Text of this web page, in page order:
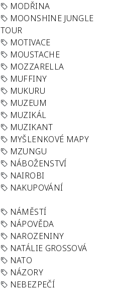
MODŘINA
MOONSHINE JUNGLE
TOUR
MOTIVACE
MOUSTACHE
MOZZARELLA
MUFFINY
MUKURU
MUZEUM
MUZIKÁL
MUZIKANT
MYŠLENKOVÉ MAPY
MZUNGU
NÁBOŽENSTVÍ
NAIROBI
NAKUPOVÁNÍ
NÁMĚSTÍ
NÁPOVĚDA
NAROZENINY
NATÁLIE GROSSOVÁ
NATO
NÁZORY
NEBEZPEČÍ